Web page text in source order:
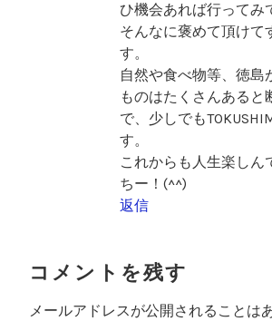
ひ機会あれば行ってみ
そんなに褒めて頂けて
す。
自然や食べ物等、徳島
ものはたくさんあると
で、少しでも
す。
これからも人生楽しん
ちー！(^^)
返信
コメントを残す
メールアドレスが公開されることは